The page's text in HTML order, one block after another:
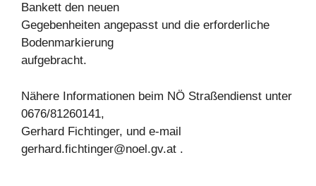
Bankett den neuen
Gegebenheiten angepasst und die erforderliche
Bodenmarkierung
aufgebracht.
Nähere Informationen beim NÖ Straßendienst unter
0676/81260141,
Gerhard Fichtinger, und e-mail
gerhard.fichtinger@noel.gv.at .